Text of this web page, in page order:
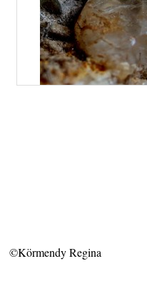
©Körmendy Regina